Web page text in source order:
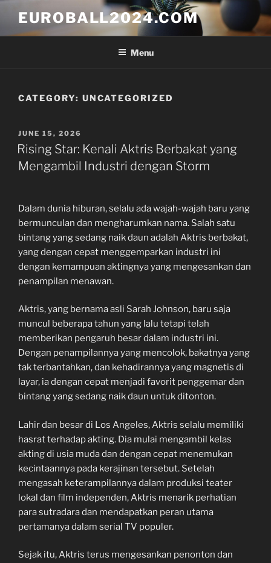
content
EUROBALL2024.COM
Menu
CATEGORY: UNCATEGORIZED
POSTED
ON
JUNE 15, 2026
Rising Star: Kenali Aktris Berbakat yang
Mengambil Industri dengan Storm
Dalam dunia hiburan, selalu ada wajah-wajah baru yang
bermunculan dan mengharumkan nama. Salah satu
bintang yang sedang naik daun adalah Aktris berbakat,
yang dengan cepat menggemparkan industri ini
dengan kemampuan aktingnya yang mengesankan dan
penampilan menawan.
Aktris, yang bernama asli Sarah Johnson, baru saja
muncul beberapa tahun yang lalu tetapi telah
memberikan pengaruh besar dalam industri ini.
Dengan penampilannya yang mencolok, bakatnya yang
tak terbantahkan, dan kehadirannya yang magnetis di
layar, ia dengan cepat menjadi favorit penggemar dan
bintang yang sedang naik daun untuk ditonton.
Lahir dan besar di Los Angeles, Aktris selalu memiliki
hasrat terhadap akting. Dia mulai mengambil kelas
akting di usia muda dan dengan cepat menemukan
kecintaannya pada kerajinan tersebut. Setelah
mengasah keterampilannya dalam produksi teater
lokal dan film independen, Aktris menarik perhatian
para sutradara dan mendapatkan peran utama
pertamanya dalam serial TV populer.
Sejak itu, Aktris terus mengesankan penonton dan